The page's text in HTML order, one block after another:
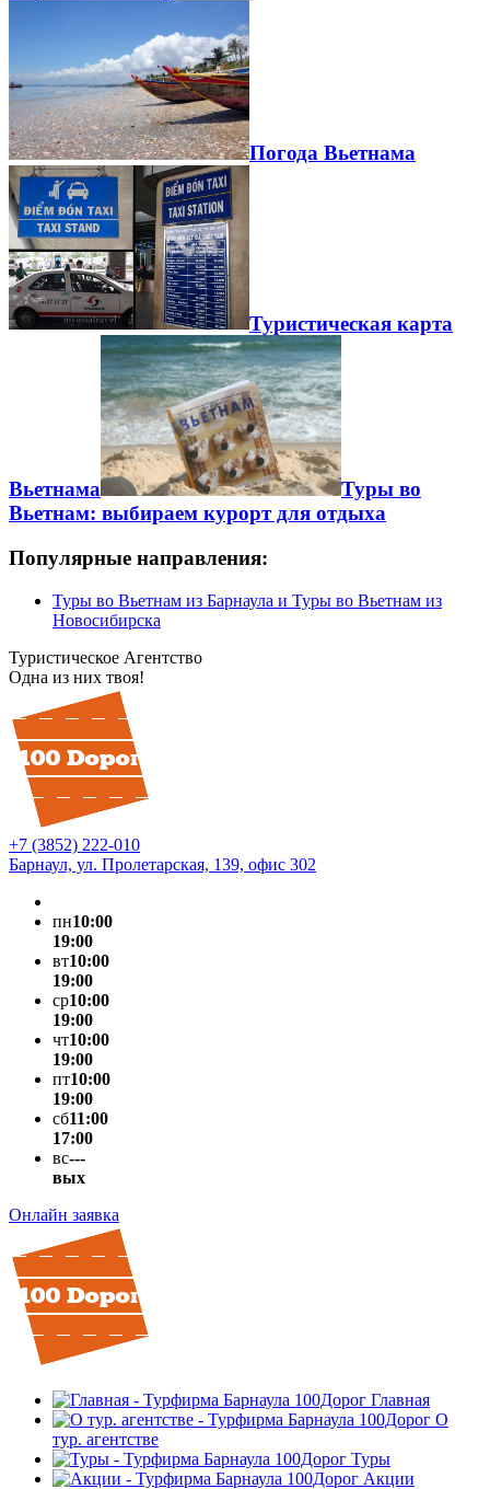
Погода Вьетнама
Туристическая карта
Вьетнама
Туры во
Вьетнам: выбираем курорт для отдыха
Популярные направления:
Туры во Вьетнам из Барнаула и Туры во Вьетнам из
Новосибирска
Туристическое Агентство
Одна из них твоя!
+7 (3852) 222-010
Барнаул, ул. Пролетарская, 139, офис 302
пн10:00
19:00
вт10:00
19:00
ср10:00
19:00
чт10:00
19:00
пт10:00
19:00
сб11:00
17:00
вс---
вых
Онлайн заявка
Главная
О
тур. агентстве
Туры
Акции